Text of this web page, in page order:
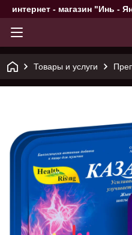
интернет - магазин "Инь -
Товары и услуги